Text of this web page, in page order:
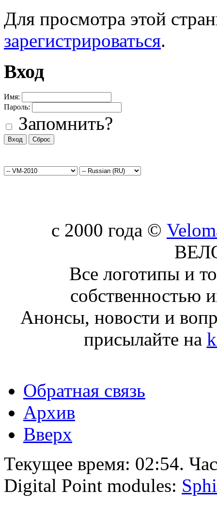
Для просмотра этой
зарегистрироваться.
Вход
Имя:
Пароль:
Запомнить?
c 2000 года ©
Все логотипы и
собственностью
Анонсы, новости и
присылайте на
Обратная связь
Архив
Вверх
Текущее время: 02:54.
Digital Point modules: